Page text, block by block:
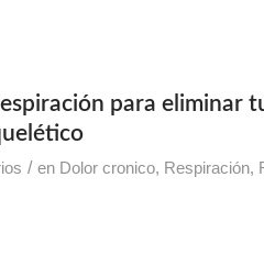
para eliminar
/ en Dolor cronico, Respiración,